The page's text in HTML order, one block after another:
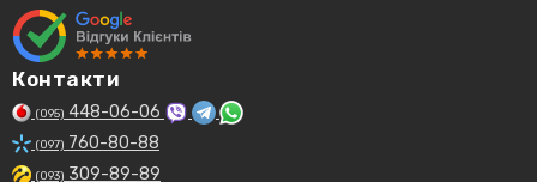
Контакти
(095) 448-06-06
(097) 760-80-88
(093) 309-89-89